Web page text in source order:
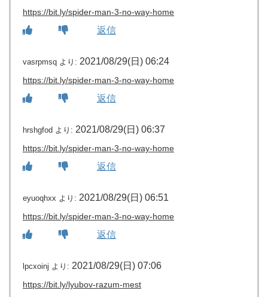
https://bit.ly/spider-man-3-no-way-home
返信
vasrpmsq より: 2021/08/29(日) 06:24
https://bit.ly/spider-man-3-no-way-home
返信
hrshgfod より: 2021/08/29(日) 06:37
https://bit.ly/spider-man-3-no-way-home
返信
eyuoqhxx より: 2021/08/29(日) 06:51
https://bit.ly/spider-man-3-no-way-home
返信
lpcxoinj より: 2021/08/29(日) 07:06
https://bit.ly/lyubov-razum-mest